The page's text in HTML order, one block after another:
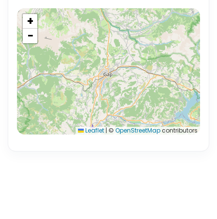
+
−
Leaflet | © OpenStreetMapcontributors